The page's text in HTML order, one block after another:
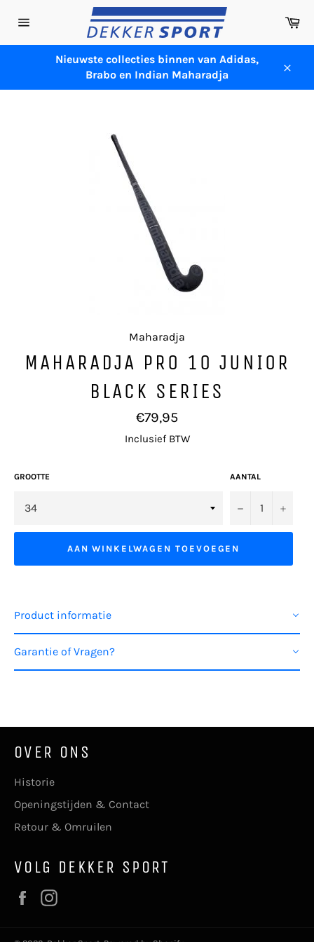
naar
Sitenavigatie
Nieuwste collecties binnen van Adidas,
Brabo en Indian Maharadja
Maharadja
MAHARADJA PRO 10 JUNIOR
BLACK SERIES
Normale
prijs
€79,95
Inclusief BTW
GROOTTE AANTAL
− +
AAN WINKELWAGEN TOEVOEGEN
Product informatie
Garantie of Vragen?
OVER ONS
Historie
Openingstijden & Contact
Retour & Omruilen
VOLG DEKKER SPORT
Facebook